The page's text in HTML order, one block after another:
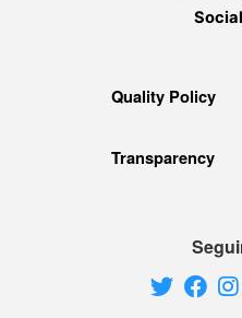
Quality Policy
Transparency